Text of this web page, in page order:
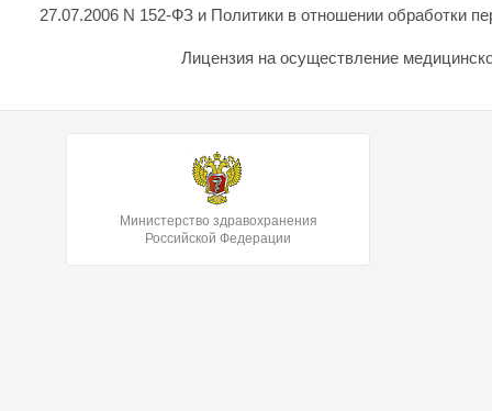
27.07.2006 N 152-ФЗ и Политики в отношении обработки
Лицензия на осуществление
Министерство здравохранения
Российской Федерации